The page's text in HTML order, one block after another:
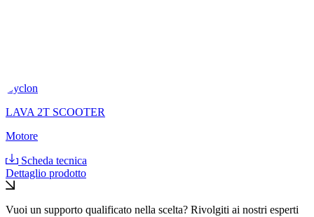
Cyclon
LAVA 2T SCOOTER
Motore
Scheda tecnica
Dettaglio prodotto
Vuoi un supporto qualificato nella scelta? Rivolgiti ai nostri esperti